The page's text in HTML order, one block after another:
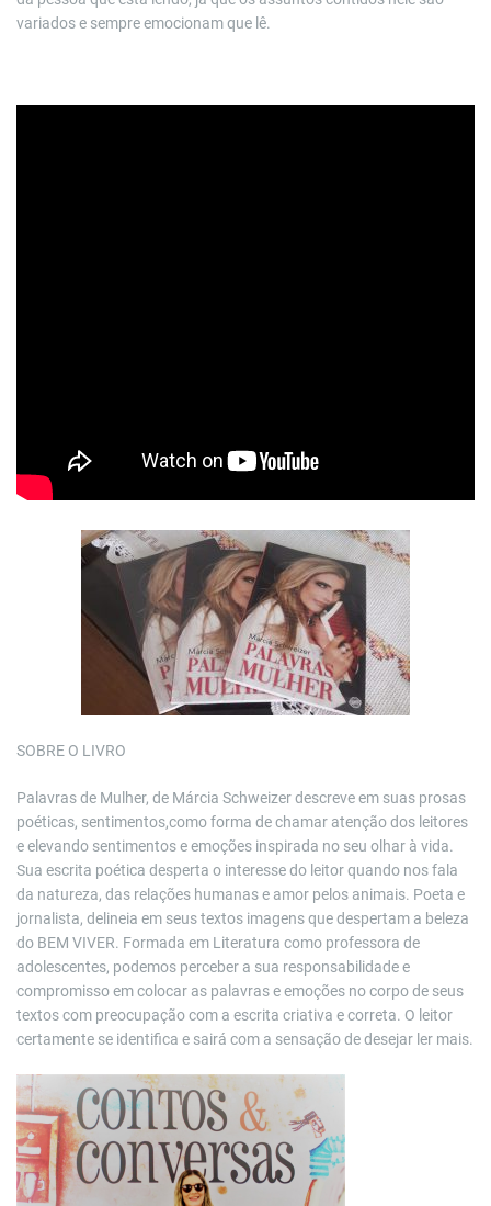
variados e sempre emocionam que lê.
SOBRE O LIVRO
Palavras de Mulher, de Márcia Schweizer descreve em suas prosas
poéticas, sentimentos,como forma de chamar atenção dos leitores
e elevando sentimentos e emoções inspirada no seu olhar à vida.
Sua escrita poética desperta o interesse do leitor quando nos fala
da natureza, das relações humanas e amor pelos animais. Poeta e
jornalista, delineia em seus textos imagens que despertam a beleza
do BEM VIVER. Formada em Literatura como professora de
adolescentes, podemos perceber a sua responsabilidade e
compromisso em colocar as palavras e emoções no corpo de seus
textos com preocupação com a escrita criativa e correta. O leitor
certamente se identifica e sairá com a sensação de desejar ler mais.